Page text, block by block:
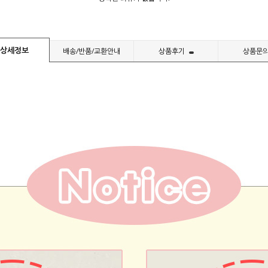
세정보 배송/반품/교환안내 상품후기 상품문